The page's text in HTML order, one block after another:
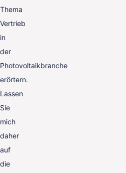
Thema
Vertrieb
in
der
Photovoltaikbranche
erörtern.
Lassen
Sie
mich
daher
auf
die